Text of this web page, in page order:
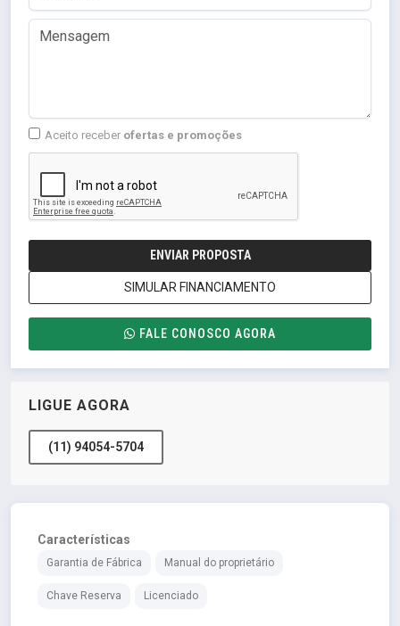
Aceito receber ofertas e promoções
ENVIAR PROPOSTA
SIMULAR FINANCIAMENTO
FALE CONOSCO AGORA
LIGUE AGORA
(11) 94054-5704
Características
Garantia de Fábrica Manual do proprietário
Chave Reserva Licenciado